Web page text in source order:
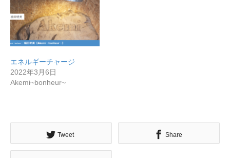
エネルギーチャージ
2022年3月6日
Akemi~bonheur~
Tweet Share